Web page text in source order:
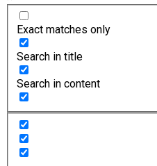
Exact matches only
Search in title
Search in content